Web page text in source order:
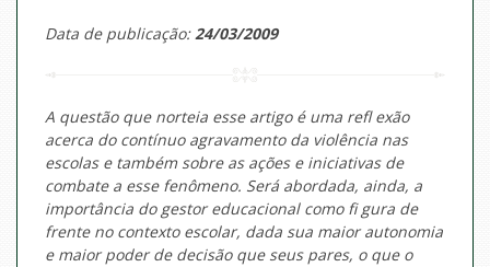
Data de publicação:24/03/2009
A questão que norteia esse artigo é uma refl exão
acerca do contínuo agravamento da violência nas
escolas e também sobre as ações e iniciativas de
combate a esse fenômeno. Será abordada, ainda, a
importância do gestor educacional como fi gura de
frente no contexto escolar, dada sua maior autonomia
e maior poder de decisão que seus pares, o que o